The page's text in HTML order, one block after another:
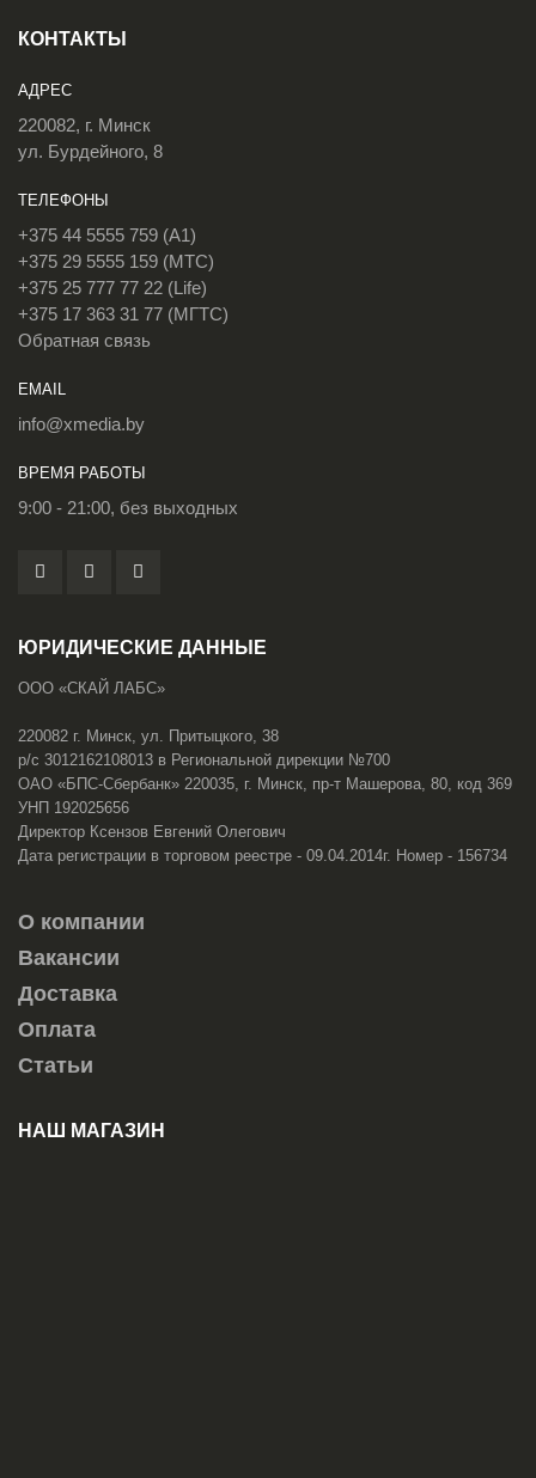
КОНТАКТЫ
АДРЕС
220082, г. Минск
ул. Бурдейного, 8
ТЕЛЕФОНЫ
+375 44 5555 759 (A1)
+375 29 5555 159 (МТС)
+375 25 777 77 22 (Life)
+375 17 363 31 77 (МГТС)
Обратная связь
EMAIL
info@xmedia.by
ВРЕМЯ РАБОТЫ
9:00 - 21:00, без выходных
ЮРИДИЧЕСКИЕ ДАННЫЕ
ООО «СКАЙ ЛАБС»
220082 г. Минск, ул. Притыцкого, 38
р/с 3012162108013 в Региональной дирекции №700
ОАО «БПС-Сбербанк» 220035, г. Минск, пр-т Машерова, 80, код 369
УНП 192025656
Директор Ксензов Евгений Олегович
Дата регистрации в торговом реестре - 09.04.2014г. Номер - 156734
О компании
Вакансии
Доставка
Оплата
Статьи
НАШ МАГАЗИН